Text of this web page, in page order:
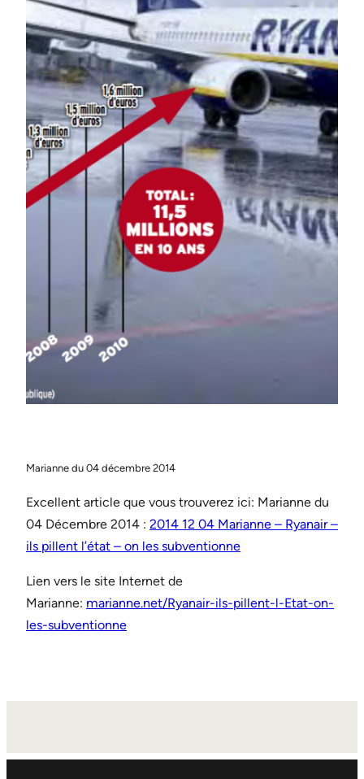
Marianne du 04 décembre 2014
Excellent article que vous trouverez ici: Marianne du
04 Décembre 2014 : 2014 12 04 Marianne – Ryanair –
ils pillent l’état – on les subventionne
Lien vers le site Internet de
Marianne: marianne.net/Ryanair-ils-pillent-l-Etat-on-
les-subventionne